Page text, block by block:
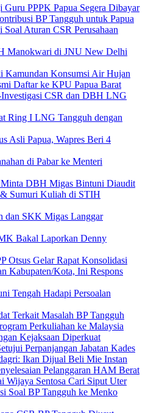
PPPK Papua Segera Dibayar
BP Tangguh untuk Papua
Aturan CSR Perusahaan
Manokwari di JNU New Delhi
Kamundan Konsumsi Air Hujan
Daftar ke KPU Papua Barat
CSR dan DBH LNG
Ring I LNG Tangguh dengan
Asli Papua, Wapres Beri 4
di Pabar ke Menteri
DBH Migas Bintuni Diaudit
Sumuri Kuliah di STIH
dan SKK Migas Langgar
Bakal Laporkan Denny
Otsus Gelar Rapat Konsolidasi
Kabupaten/Kota, Ini Respons
Tengah Hadapi Persoalan
Terkait Masalah BP Tangguh
Perkuliahan ke Malaysia
Kejaksaan Diperkuat
Perpanjangan Jabatan Kades
Ikan Dijual Beli Mie Instan
Pelanggaran HAM Berat
Wijaya Sentosa Cari Siput Uter
Soal BP Tangguh ke Menko